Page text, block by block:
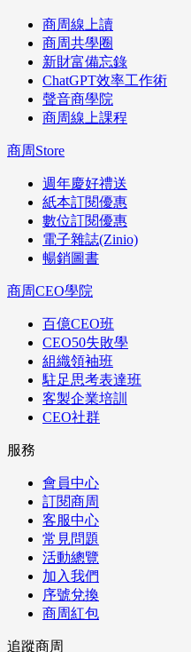
商周線上讀
商周共學圈
新財富備忘錄
ChatGPT效率工作術
聲音商學院
商周線上課程
商周Store
週年慶好禮送
紙本訂閱優惠
數位訂閱優惠
電子雜誌(Zinio)
暢銷圖書
商周CEO學院
百億CEO班
CEO50失敗學
組織領袖班
駐足思考表達班
客製企業培訓
CEO社群
服務
會員中心
訂閱商周
客服中心
常見問題
活動總覽
加入我們
序號兌換
商周紅包
追蹤商周